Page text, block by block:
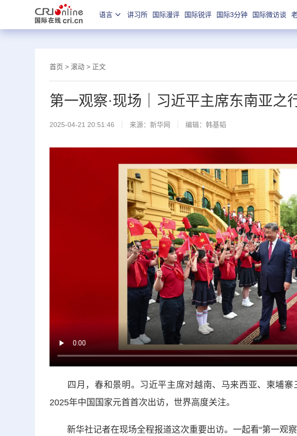
语言 讲习所 国际漫评 国际锐评 国际3分钟 国际微访谈
首页 > 滚动 > 正文
第一观察·现场｜习近平主席东南亚之
2025-04-21 20:51:46 来源： 新华网 编辑：韩基韬
四月，春和景明。习近平主席对越南、马来西亚、柬埔寨
2025年中国国家元首首次出访，世界高度关注。
新华社记者在现场全程报道这次重要出访。一起看“第一观察